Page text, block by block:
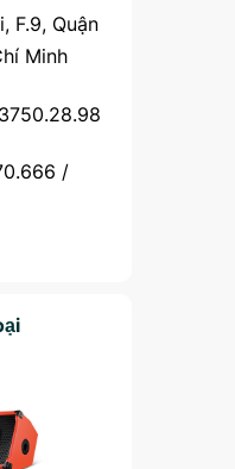
F.9, Quận
Minh
/